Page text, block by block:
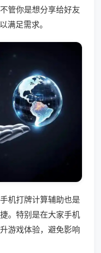
管你是想分享给好友
满足需求。
机打牌计算辅助也是
。特别是在大家手机
游戏体验，避免影响